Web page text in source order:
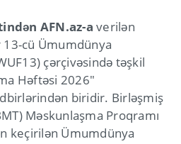
AFN.az-a verilən
cü Ümumdünya
çərçivəsində təşkil
Həftəsi 2026"
biridir. Birləşmiş
Məskunlaşma Proqramı
keçirilən Ümumdünya